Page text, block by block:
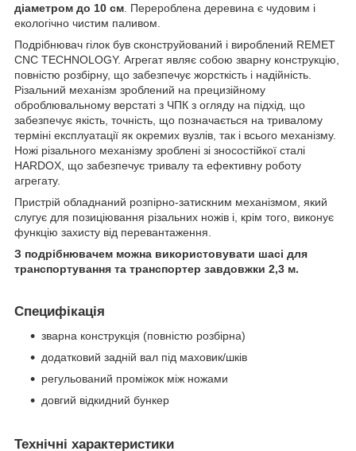
діаметром до 10 см . Перероблена деревина є чудовим і
екологічно чистим паливом.
Подрібнювач гілок був сконструйований і вироблений REMET
CNC TECHNOLOGY. Агрегат являє собою зварну конструкцію,
повністю розбірну, що забезпечує жорсткість і надійність.
Різальний механізм зроблений на прецизійному
оброблювальному верстаті з ЧПК з огляду на підхід, що
забезпечує якість, точність, що позначається на тривалому
терміні експлуатації як окремих вузлів, так і всього механізму.
Ножі різального механізму зроблені зі зносостійкої сталі
HARDOX, що забезпечує тривалу та ефективну роботу
агрегату.
Пристрій обладнаний розпірно-затискним механізмом, який
слугує для позиціювання різальних ножів і, крім того, виконує
функцію захисту від перевантаження.
З подрібнювачем можна використовувати шасі для
транспортування та транспортер завдовжки 2,3 м.
Специфікація
зварна конструкція (повністю розбірна)
додатковий задній вал під маховик/шків
регульований проміжок між ножами
довгий відкидний бункер
Технічні характеристики